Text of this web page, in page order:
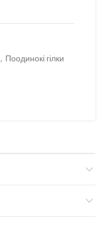
, Поодинокі гілки